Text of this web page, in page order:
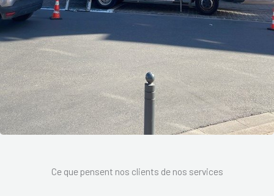
Ce que pensent nos clients de nos services